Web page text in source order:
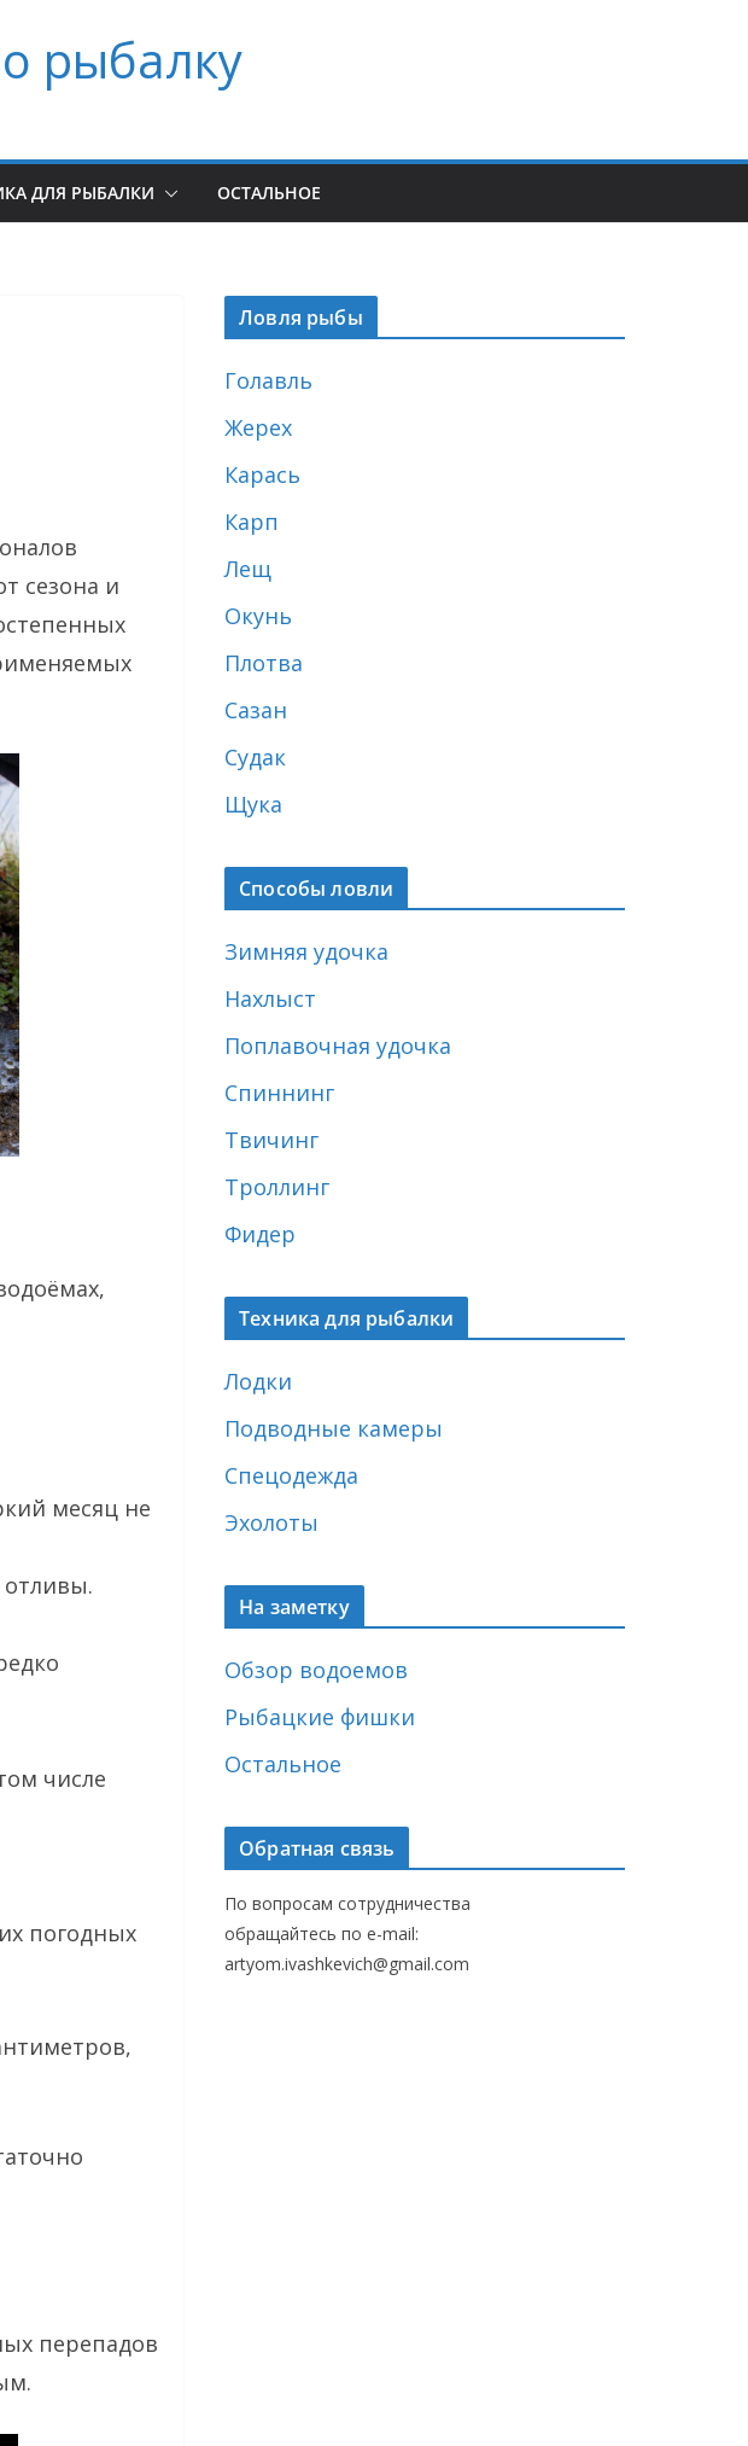
рыбалку
ДЛЯ РЫБАЛКИ ОСТАЛЬНОЕ
сезона и
месяц не
числе
погодных
перепадов
Ловля рыбы
Голавль
Жерех
Карась
Карп
Лещ
Окунь
Плотва
Сазан
Судак
Щука
Способы ловли
Зимняя удочка
Нахлыст
Поплавочная удочка
Спиннинг
Твичинг
Троллинг
Фидер
Техника для рыбалки
Лодки
Подводные камеры
Спецодежда
Эхолоты
На заметку
Обзор водоемов
Рыбацкие фишки
Остальное
Обратная связь
По вопросам сотрудничества
обращайтесь по e-mail:
artyom.ivashkevich@gmail.com